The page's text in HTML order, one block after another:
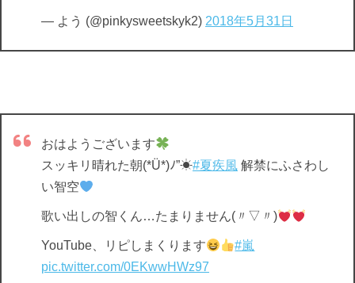
— よう (@pinkysweetskyk2) 2018年5月31日
おはようございます
スッキリ晴れた朝(*Ü*)ﾉ”☀#夏疾風 解禁にふさわし
い智空
歌い出しの智くん…たまりません(〃▽〃)
YouTube、リピしまくります
#嵐
pic.twitter.com/0EKwwHWz97